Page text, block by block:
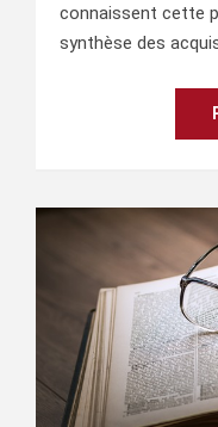
connaissent cette
synthèse des